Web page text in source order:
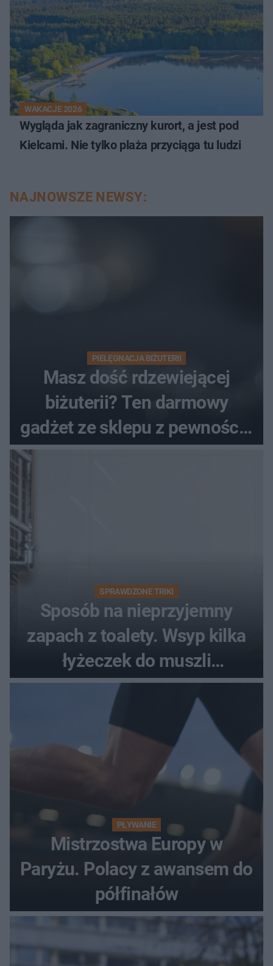
WAKACJE 2026
Wygląda jak zagraniczny kurort, a jest pod
Kielcami. Nie tylko plaża przyciąga tu ludzi
NAJNOWSZE NEWSY:
PIELĘGNACJA BIŻUTERII
Masz dość rdzewiejącej
biżuterii? Ten darmowy
gadżet ze sklepu z pewnością
rozwiąże twój problem
SPRAWDZONE TRIKI
Sposób na nieprzyjemny
zapach z toalety. Wsyp kilka
łyżeczek do muszli
klozetowej, a fetor zniknie
PŁYWANIE
Mistrzostwa Europy w
Paryżu. Polacy z awansem do
półfinałów